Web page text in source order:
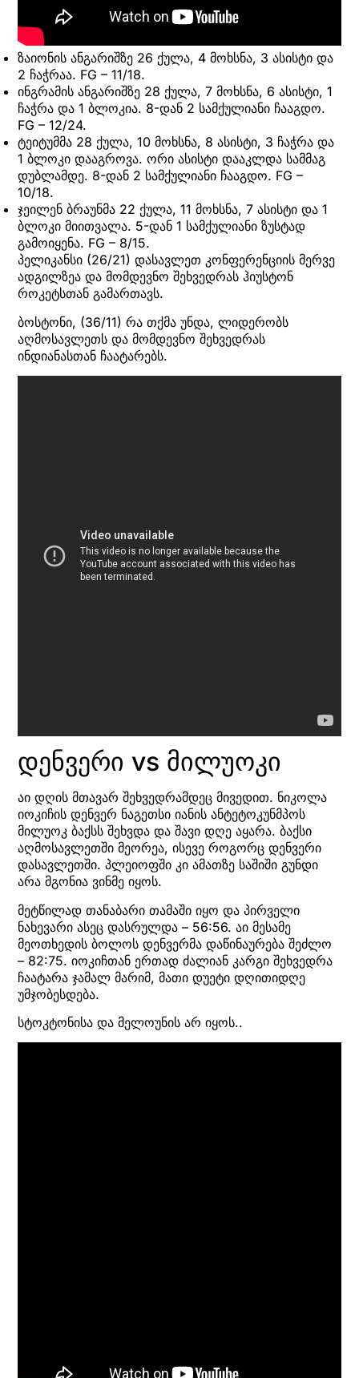
ზაიონის ანგარიშზე 26 ქულა, 4 მოხსნა, 3 ასისტი და
2 ჩაჭრაა. FG – 11/18.
ინგრამის ანგარიშზე 28 ქულა, 7 მოხსნა, 6 ასისტი, 1
ჩაჭრა და 1 ბლოკია. 8-დან 2 სამქულიანი ჩააგდო.
FG – 12/24.
ტეიტუმმა 28 ქულა, 10 მოხსნა, 8 ასისტი, 3 ჩაჭრა და
1 ბლოკი დააგროვა. ორი ასისტი დააკლდა სამმაგ
დუბლამდე. 8-დან 2 სამქულიანი ჩააგდო. FG –
10/18.
ჯეილენ ბრაუნმა 22 ქულა, 11 მოხსნა, 7 ასისტი და 1
ბლოკი მიითვალა. 5-დან 1 სამქულიანი ზუსტად
გამოიყენა. FG – 8/15.
პელიკანსი (26/21) დასავლეთ კონფერენციის მერვე
ადგილზეა და მომდევნო შეხვედრას ჰიუსტონ
როკეტსთან გამართავს.
ბოსტონი, (36/11) რა თქმა უნდა, ლიდერობს
აღმოსავლეთს და მომდევნო შეხვედრას
ინდიანასთან ჩაატარებს.
დენვერი vs მილუოკი
აი დღის მთავარ შეხვედრამდეც მივედით. ნიკოლა
იოკიჩის დენვერ ნაგეთსი იანის ანტეტოკუნმპოს
მილუოკ ბაქსს შეხვდა და შავი დღე აყარა. ბაქსი
აღმოსავლეთში მეორეა, ისევე როგორც დენვერი
დასავლეთში. პლეიოფში კი ამათზე საშიში გუნდი
არა მგონია ვინმე იყოს.
მეტწილად თანაბარი თამაში იყო და პირველი
ნახევარი ასეც დასრულდა – 56:56. აი მესამე
მეოთხედის ბოლოს დენვერმა დაწინაურება შეძლო
– 82:75. იოკიჩთან ერთად ძალიან კარგი შეხვედრა
ჩაატარა ჯამალ მარიმ, მათი დუეტი დღითიდღე
უმჯობესდება.
სტოკტონისა და მელოუნის არ იყოს..